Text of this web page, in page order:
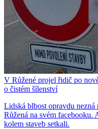
V Růžené projel řidič po
o čistém šílenství
Lidská blbost opravdu
Růžená na svém
kolem staveb setkali.